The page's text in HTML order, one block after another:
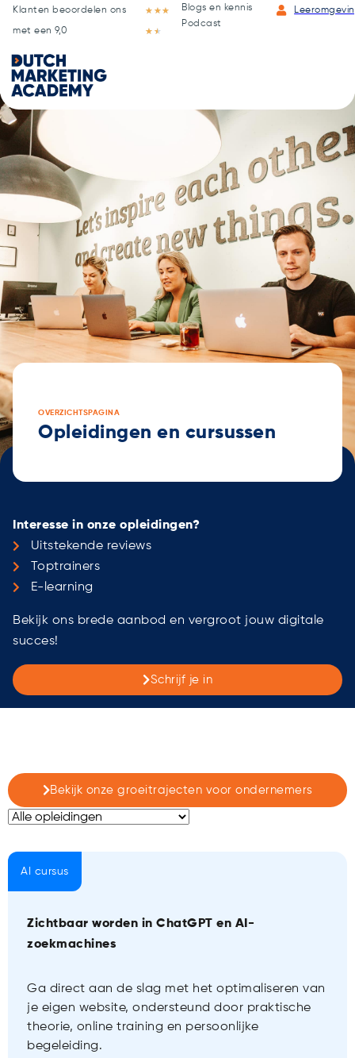
Klanten beoordelen ons
met een 9,0
★ ★★
★ ★
Blogs en kennis
Podcast
OVERZICHTSPAGINA
Opleidingen en cursussen
Interesse in onze opleidingen?
Uitstekende reviews
Toptrainers
E-learning
Bekijk ons brede aanbod en vergroot jouw digitale
succes!
Schrijf je in
Bekijk onze groeitrajecten voor ondernemers
AI cursus
Zichtbaar worden in ChatGPT en AI-
zoekmachines
Ga direct aan de slag met het optimaliseren van
je eigen website, ondersteund door praktische
theorie, online training en persoonlijke
begeleiding.